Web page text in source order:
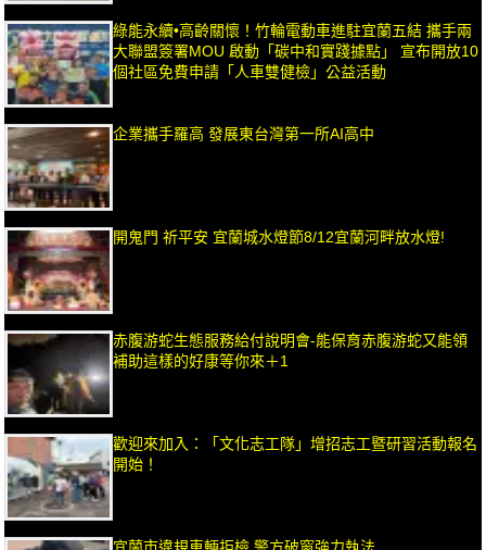
綠能永續•高齡關懷！竹輪電動車進駐宜蘭五結 攜手兩
大聯盟簽署MOU 啟動「碳中和實踐據點」 宣布開放10
個社區免費申請「人車雙健檢」公益活動
企業攜手羅高 發展東台灣第一所AI高中
開鬼門 祈平安 宜蘭城水燈節8/12宜蘭河畔放水燈!
赤腹游蛇生態服務給付說明會-能保育赤腹游蛇又能領
補助這樣的好康等你來＋1
歡迎來加入：「文化志工隊」增招志工暨研習活動報名
開始！